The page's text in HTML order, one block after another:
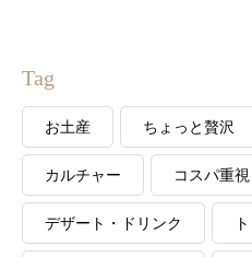
Tag
お土産 ちょっと贅沢
カルチャー コスパ重視
デザート・ドリンク